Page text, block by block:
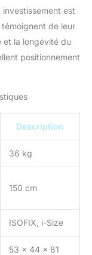
lors des
latéraux
la
est
de leur
et la longévité du
positionnement
Description
36 kg
150 cm
ISOFIX, i-Size
53 x 44 x 81